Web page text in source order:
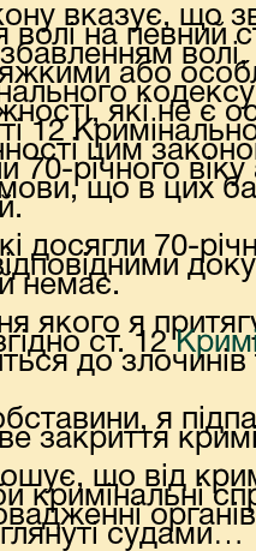
вказує, що
волі на певний
або
які не є
12
цим
70-річного
що в цих
досягли 70-
немає.
якого я
ст. 12
до
я
закриття
що від
кримінальні
судами…